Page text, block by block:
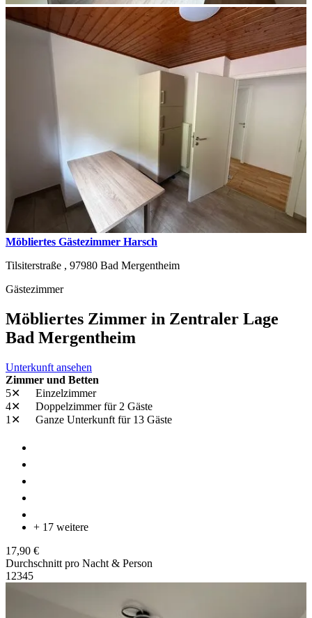
Möbliertes Gästezimmer Harsch
Tilsiterstraße , 97980 Bad Mergentheim
Gästezimmer
Möbliertes Zimmer in Zentraler Lage
Bad Mergentheim
Unterkunft ansehen
Zimmer und Betten
5✕
Einzelzimmer
4✕
Doppelzimmerfür 2 Gäste
1✕
Ganze Unterkunft für 13 Gäste
+ 17 weitere
17,90 €
Durchschnitt pro Nacht & Person
1 2345